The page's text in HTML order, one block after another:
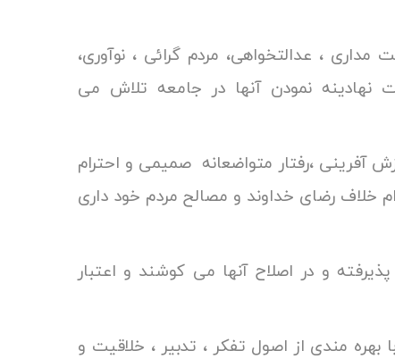
، عدالتخواهی، مردم گرائی ، نوآوری،
نهادینه نمودن آنها در جامعه تلاش می
آفرینی ،رفتار متواضعانه صمیمی و احترام
خلاف رضای خداوند و مصالح مردم خود داری
پذیرفته و در اصلاح آنها می کوشند و اعتبار
مندی از اصول تفکر ، تدبیر ، خلاقیت و